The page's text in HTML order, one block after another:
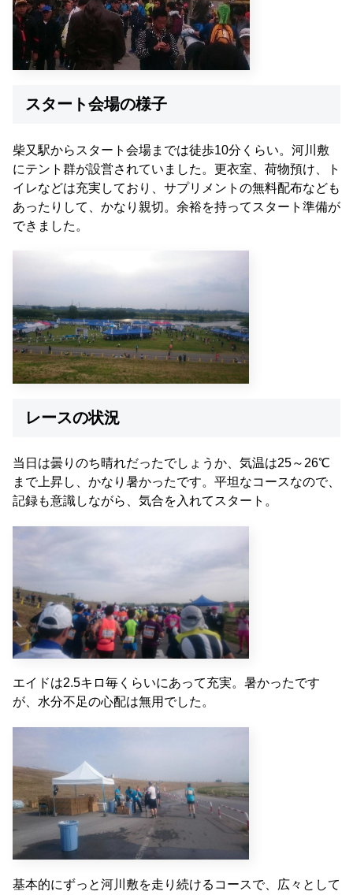
スタート会場の様子
柴又駅からスタート会場までは徒歩10分くらい。河川敷
にテント群が設営されていました。更衣室、荷物預け、ト
イレなどは充実しており、サプリメントの無料配布なども
あったりして、かなり親切。余裕を持ってスタート準備が
できました。
レースの状況
当日は曇りのち晴れだったでしょうか、気温は25～26℃
まで上昇し、かなり暑かったです。平坦なコースなので、
記録も意識しながら、気合を入れてスタート。
エイドは2.5キロ毎くらいにあって充実。暑かったです
が、水分不足の心配は無用でした。
基本的にずっと河川敷を走り続けるコースで、広々として